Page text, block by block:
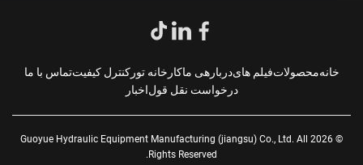
محصولاتفیلم هایدربارهی ماکارخانه تورکنترل کیفیتتماس با ما
درخواست نقل قول اخبار
© 2026 Guoyue Hydraulic Equipment Manufacturing (jiangsu) Co., Ltd. All
Rights Reserved.